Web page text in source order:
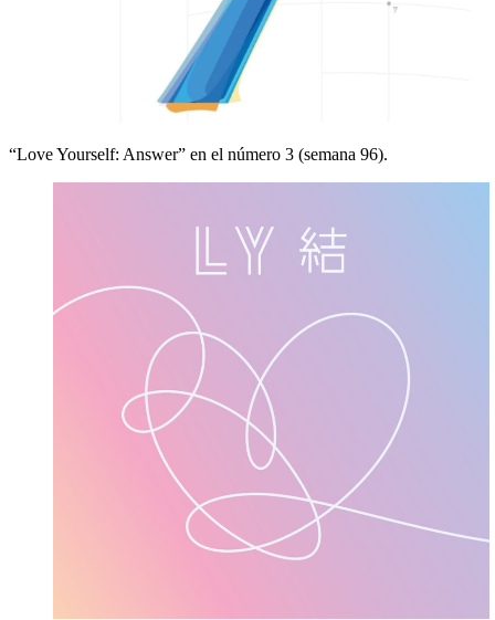
“Love Yourself: Answer” en el número 3 (semana 96).